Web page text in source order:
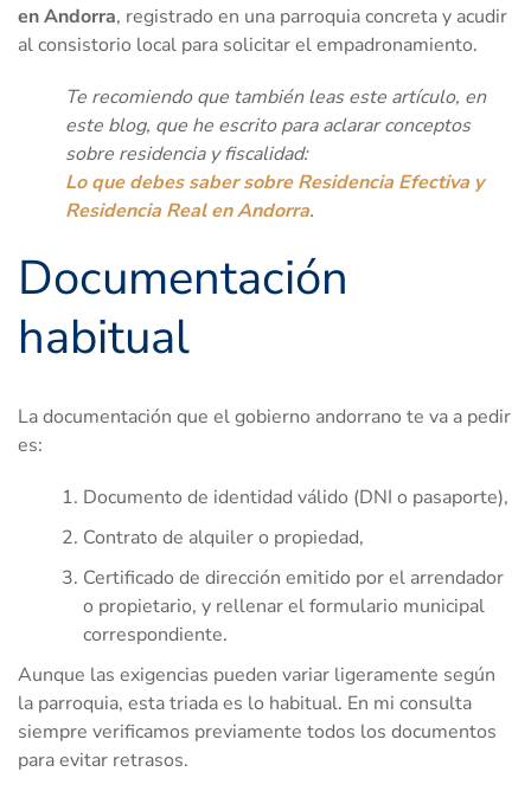
en Andorra, registrado en una parroquia concreta y acudir
al consistorio local para solicitar el empadronamiento.
Te recomiendo que también leas este artículo, en
este blog, que he escrito para aclarar conceptos
sobre residencia y fiscalidad:
Lo que debes saber sobre Residencia Efectiva y
Residencia Real en Andorra.
Documentación
habitual
La documentación que el gobierno andorrano te va a pedir
es:
Documento de identidad válido (DNI o pasaporte),
Contrato de alquiler o propiedad,
Certificado de dirección emitido por el arrendador
o propietario, y rellenar el formulario municipal
correspondiente.
Aunque las exigencias pueden variar ligeramente según
la parroquia, esta triada es lo habitual. En mi consulta
siempre verificamos previamente todos los documentos
para evitar retrasos.